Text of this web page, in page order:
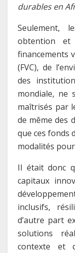
durables en
Seulement,
obtention et
financements
(FVC), de
des
mondiale, ne
maîtrisés par
de même des
que ces fonds
modalités
Il était donc
capitaux
inclusifs,
d’autre part
solutions
contexte et